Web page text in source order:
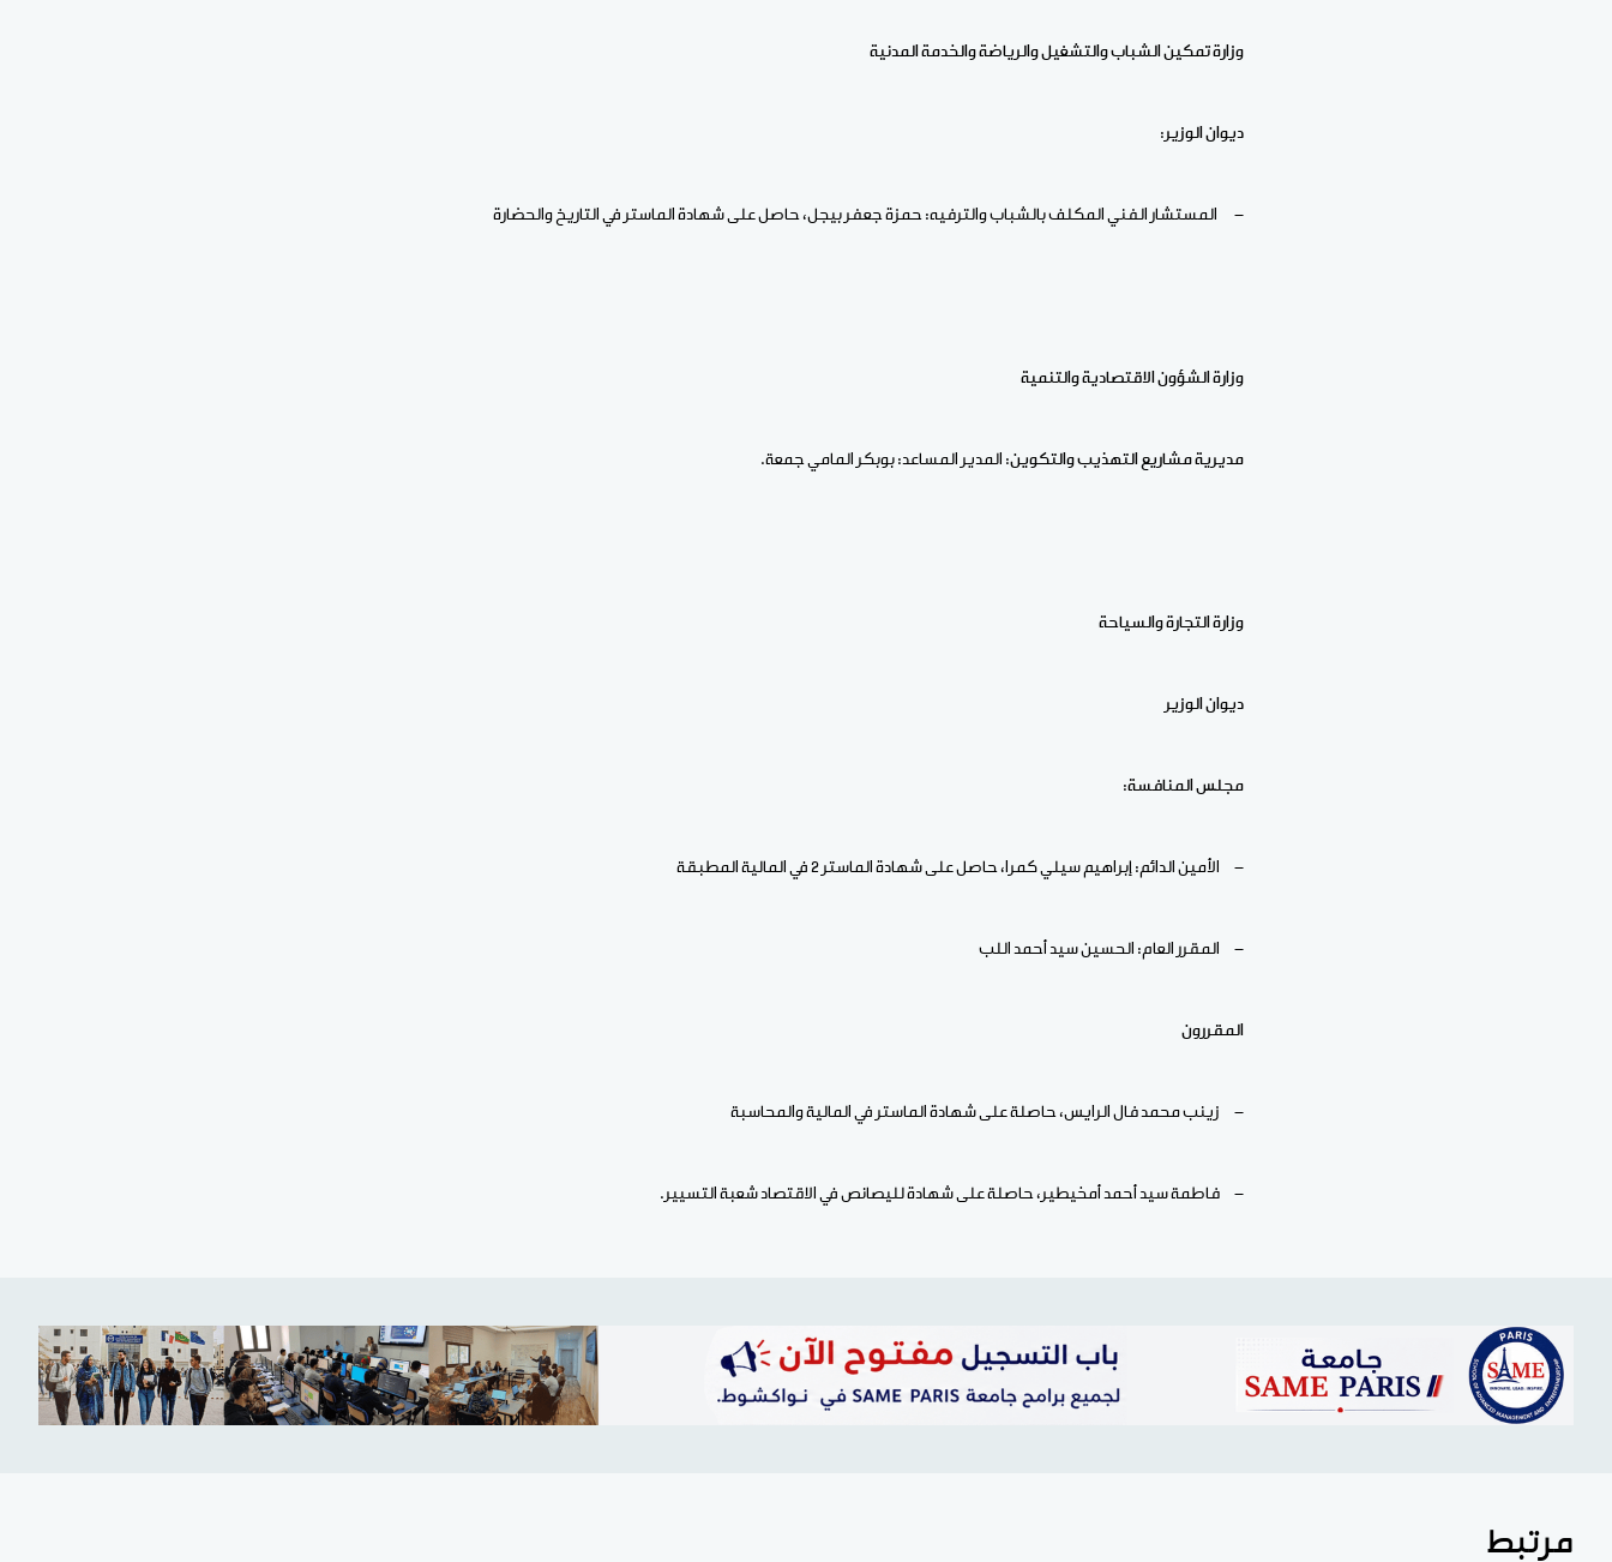
وزارة تمكين الشباب والتشغيل والرياضة والخدمة المدنية
ديوان الوزير :
- المستشار الفني المكلف بالشباب والترفيه: حمزة جعفر بيجل، حاصل على شهادة الماستر في التاريخ والحضارة
وزارة الشؤون الاقتصادية والتنمية
مديرية مشاريع التهذيب والتكوين: المدير المساعد: بوبكر المامي جمعة.
وزارة التجارة والسياحة
ديوان الوزير
مجلس المنافسة:
- الأمين الدائم: إبراهيم سيلي كمرا، حاصل على شهادة الماستر 2 في المالية المطبقة
- المقرر العام: الحسين سيد أحمد اللب
المقررون
- زينب محمد فال الرايس، حاصلة على شهادة الماستر في المالية والمحاسبة
- فاطمة سيد أحمد أمخيطير، حاصلة على شهادة لليصانص في الاقتصاد شعبة التسيير.
مرتبط